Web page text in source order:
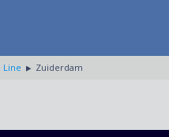
Line Zuiderdam